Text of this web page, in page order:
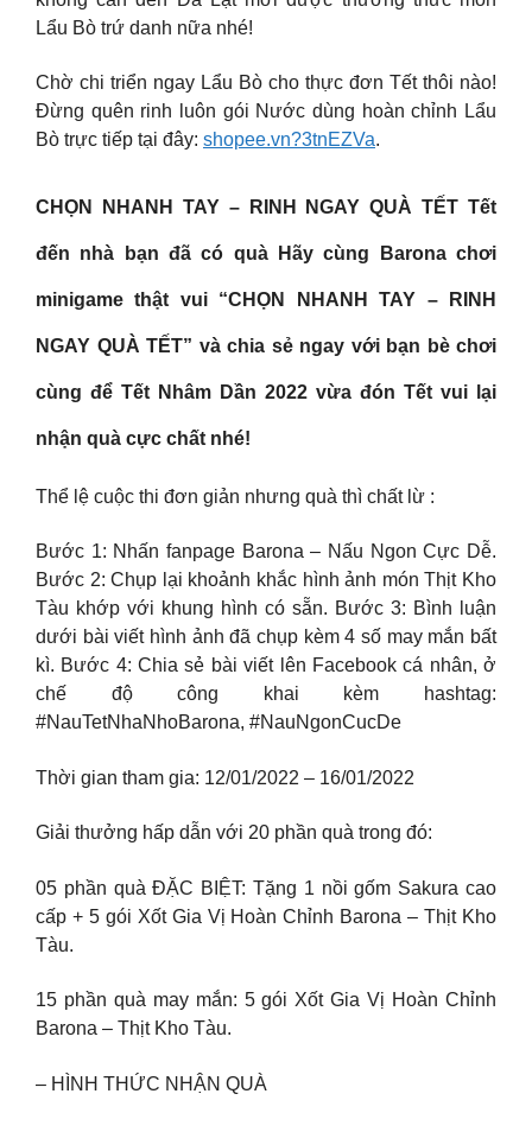
Lẩu Bò trứ danh nữa nhé!
Chờ chi triển ngay Lẩu Bò cho thực đơn Tết thôi nào!
Đừng quên rinh luôn gói Nước dùng hoàn chỉnh Lẩu
Bò trực tiếp tại đây: shopee.vn?3tnEZVa.
CHỌN NHANH TAY – RINH NGAY QUÀ TẾT Tết
đến nhà bạn đã có quà Hãy cùng Barona chơi
minigame thật vui “CHỌN NHANH TAY – RINH
NGAY QUÀ TẾT” và chia sẻ ngay với bạn bè chơi
cùng để Tết Nhâm Dần 2022 vừa đón Tết vui lại
nhận quà cực chất nhé!
Thể lệ cuộc thi đơn giản nhưng quà thì chất lừ :
Bước 1: Nhấn fanpage Barona – Nấu Ngon Cực Dễ.
Bước 2: Chụp lại khoảnh khắc hình ảnh món Thịt Kho
Tàu khớp với khung hình có sẵn. Bước 3: Bình luận
dưới bài viết hình ảnh đã chụp kèm 4 số may mắn bất
kì. Bước 4: Chia sẻ bài viết lên Facebook cá nhân, ở
chế độ công khai kèm hashtag:
#NauTetNhaNhoBarona, #NauNgonCucDe
Thời gian tham gia: 12/01/2022 – 16/01/2022
Giải thưởng hấp dẫn với 20 phần quà trong đó:
05 phần quà ĐẶC BIỆT: Tặng 1 nồi gốm Sakura cao
cấp + 5 gói Xốt Gia Vị Hoàn Chỉnh Barona – Thịt Kho
Tàu.
15 phần quà may mắn: 5 gói Xốt Gia Vị Hoàn Chỉnh
Barona – Thịt Kho Tàu.
– HÌNH THỨC NHẬN QUÀ